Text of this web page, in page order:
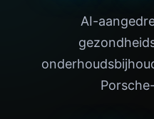
AI-